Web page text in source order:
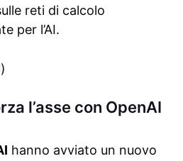
reti di calcolo
per l’AI.
)
l’asse con OpenAI
hanno avviato un nuovo